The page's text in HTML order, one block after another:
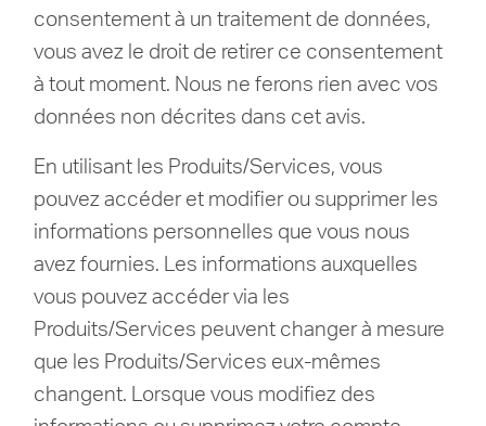
consentement à un traitement de données,
vous avez le droit de retirer ce consentement
à tout moment. Nous ne ferons rien avec vos
données non décrites dans cet avis.
En utilisant les Produits/Services, vous
pouvez accéder et modifier ou supprimer les
informations personnelles que vous nous
avez fournies. Les informations auxquelles
vous pouvez accéder via les
Produits/Services peuvent changer à mesure
que les Produits/Services eux-mêmes
changent. Lorsque vous modifiez des